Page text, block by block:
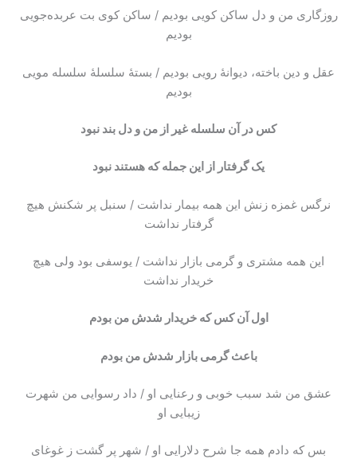
روزگاری من و دل ساکن کویی بودیم / ساکن کوی بت عربده‌جویی
بودیم
عقل و دین باخته، دیوانهٔ رویی بودیم / بستهٔ سلسلهٔ سلسله مویی
بودیم
کس در آن سلسله غیر از من و دل بند نبود
یک گرفتار از این جمله که هستند نبود
نرگس غمزه زنش این همه بیمار نداشت / سنبل پر شکنش هیچ
گرفتار نداشت
این همه مشتری و گرمی بازار نداشت / یوسفی بود ولی هیچ
خریدار نداشت
اول آن کس که خریدار شدش من بودم
باعث گرمی بازار شدش من بودم
عشق من شد سبب خوبی و رعنایی او / داد رسوایی من شهرت
زیبایی او
بس که دادم همه جا شرح دلارایی او / شهر پر گشت ز غوغای